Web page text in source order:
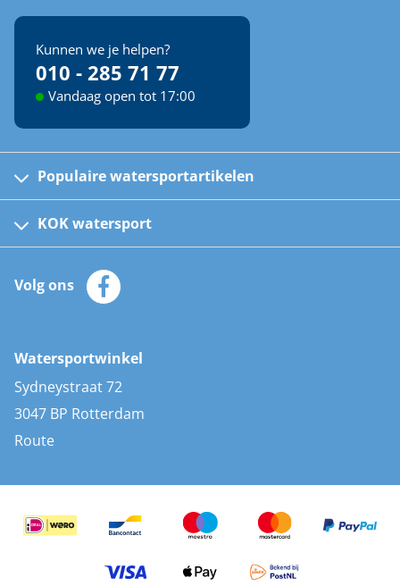
Kunnen we je helpen?
010 - 285 71 77
Vandaag open tot 17:00
Populaire watersportartikelen
Kinder reddingsvesten
Automatische reddingsvesten
Zeilkleding
Zonnepanelen
AIS transponders
Stootwillen en fenders
Bootkussens
Zwemtrappen
KOK watersport
Klantenservice
Merken
Volg ons
Watersportwinkel
Sydneystraat 72
3047 BP Rotterdam
Route